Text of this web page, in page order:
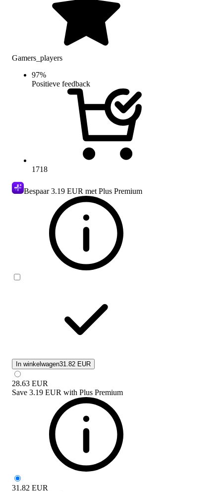
Gamers_players
97%
Positieve feedback
1718
Bespaar3.19 EUR met Plus Premium
In winkelwagen31.82 EUR
28.63 EUR
Save 3.19 EUR with Plus Premium
31.82 EUR